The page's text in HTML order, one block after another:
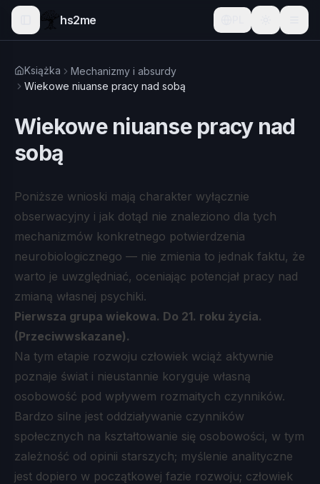
hs2me
Książka
Mechanizmy i absurdy
Wiekowe niuanse pracy nad sobą
Wiekowe niuanse pracy nad
sobą
Poniższe wnioski mają charakter wyłącznie
obserwacyjny i jak dotąd nie znaleziono dla tych
mechanizmów konkretnego potwierdzenia
neurobiologicznego — nie zmienia to jednak faktu, że
warto je uwzględniać, oceniając potencjał pracy nad
zmianą własnej psychiki.
Pierwsza grupa wiekowa. Do 21. roku życia.
(Przeciwwskazane).
Na tym etapie rozwoju człowiek wciąż aktywnie
poznaje świat i nieustannie koryguje własną
osobowość pod wpływem rozmaitych czynników.
Bardzo silne jest oddziaływanie czynników
społecznych na kształtowanie się osobowości, w tym
zależność od opinii starszych; myślenie analityczne
jest dopiero w początkowej fazie rozwoju; człowiek